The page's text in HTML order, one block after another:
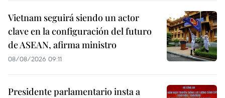
Vietnam seguirá siendo un actor
clave en la configuración del futuro
de ASEAN, afirma ministro
08/08/2026 09:11
Presidente parlamentario insta a